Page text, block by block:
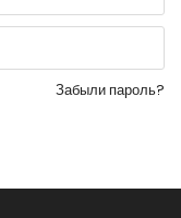
Забыли пароль?